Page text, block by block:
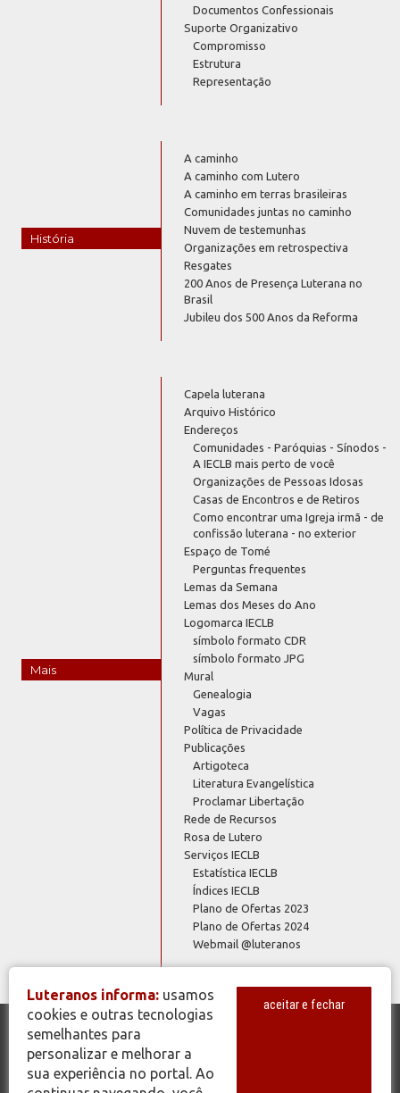
Documentos Confessionais
Suporte Organizativo
Compromisso
Estrutura
Representação
História
A caminho
A caminho com Lutero
A caminho em terras brasileiras
Comunidades juntas no caminho
Nuvem de testemunhas
Organizações em retrospectiva
Resgates
200 Anos de Presença Luterana no
Brasil
Jubileu dos 500 Anos da Reforma
Mais
Capela luterana
Arquivo Histórico
Endereços
Comunidades - Paróquias - Sínodos -
A IECLB mais perto de você
Organizações de Pessoas Idosas
Casas de Encontros e de Retiros
Como encontrar uma Igreja irmã - de
confissão luterana - no exterior
Espaço de Tomé
Perguntas frequentes
Lemas da Semana
Lemas dos Meses do Ano
Logomarca IECLB
símbolo formato CDR
símbolo formato JPG
Mural
Genealogia
Vagas
Política de Privacidade
Publicações
Artigoteca
Literatura Evangelística
Proclamar Libertação
Rede de Recursos
Rosa de Lutero
Serviços IECLB
Estatística IECLB
Índices IECLB
Plano de Ofertas 2023
Plano de Ofertas 2024
Webmail @luteranos
© Copyright 2026 - Todos os Direitos Reservados - IECLB - Igreja
Evangélica de Confissão Luterana no Brasil - Portal Luteranos -
www.luteranos.com.br
Luteranos informa: usamos
cookies e outras tecnologias
semelhantes para
personalizar e melhorar a
sua experiência no portal. Ao
aceitar e fechar